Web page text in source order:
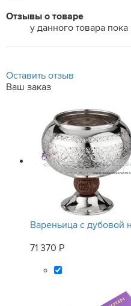
Отзывы о товаре
у данного товара
Оставить отзыв
Ваш заказ
Вареньица с дубовой
71 370 Р